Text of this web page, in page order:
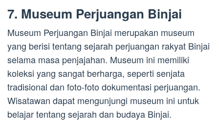
7. Museum Perjuangan Binjai
Museum Perjuangan Binjai merupakan museum
yang berisi tentang sejarah perjuangan rakyat Binjai
selama masa penjajahan. Museum ini memiliki
koleksi yang sangat berharga, seperti senjata
tradisional dan foto-foto dokumentasi perjuangan.
Wisatawan dapat mengunjungi museum ini untuk
belajar tentang sejarah dan budaya Binjai.